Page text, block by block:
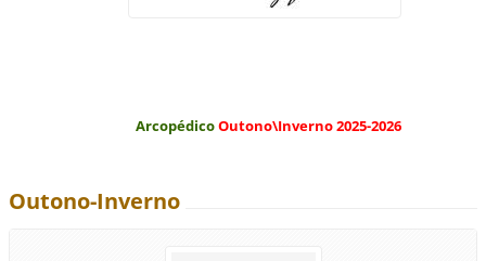
ArcopédicoOutono\Inverno 2025-2026
Outono-Inverno